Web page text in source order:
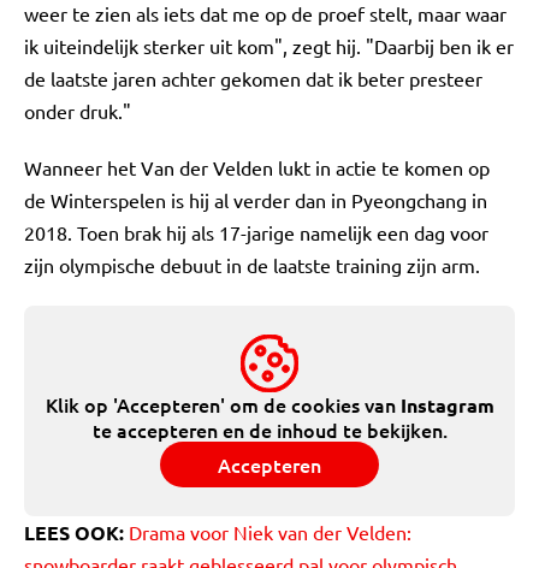
weer te zien als iets dat me op de proef stelt, maar waar
ik uiteindelijk sterker uit kom", zegt hij. "Daarbij ben ik er
de laatste jaren achter gekomen dat ik beter presteer
onder druk."
Wanneer het Van der Velden lukt in actie te komen op
de Winterspelen is hij al verder dan in Pyeongchang in
2018. Toen brak hij als 17-jarige namelijk een dag voor
zijn olympische debuut in de laatste training zijn arm.
Klik op 'Accepteren' om de cookies van Instagram
te accepteren en de inhoud te bekijken.
Accepteren
LEES OOK: Drama voor Niek van der Velden: